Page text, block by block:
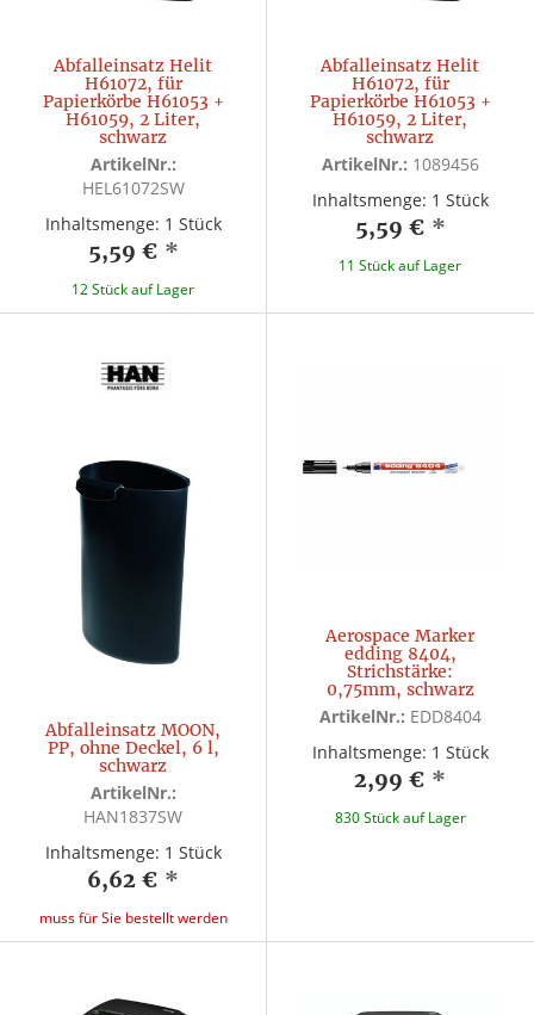
Abfalleinsatz Helit
H61072, für
Papierkörbe H61053 +
H61059, 2 Liter,
schwarz
ArtikelNr.:
HEL61072SW
Inhaltsmenge: 1 Stück
5,59 € *
12 Stück auf Lager
Abfalleinsatz Helit
H61072, für
Papierkörbe H61053 +
H61059, 2 Liter,
schwarz
ArtikelNr.: 1089456
Inhaltsmenge: 1 Stück
5,59 € *
11 Stück auf Lager
Abfalleinsatz MOON,
PP, ohne Deckel, 6 l,
schwarz
ArtikelNr.:
HAN1837SW
Inhaltsmenge: 1 Stück
6,62 € *
muss für Sie bestellt werden
Aerospace Marker
edding 8404,
Strichstärke:
0,75mm, schwarz
ArtikelNr.: EDD8404
Inhaltsmenge: 1 Stück
2,99 € *
830 Stück auf Lager